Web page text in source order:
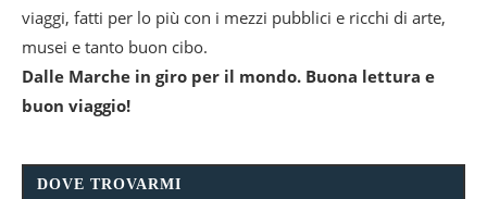
viaggi, fatti per lo più con i mezzi pubblici e ricchi di arte,
musei e tanto buon cibo.
Dalle Marche in giro per il mondo. Buona lettura e
buon viaggio!
DOVE TROVARMI